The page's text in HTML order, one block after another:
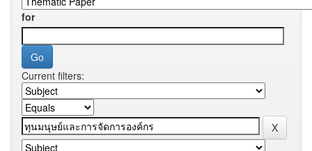
for
Current filters: